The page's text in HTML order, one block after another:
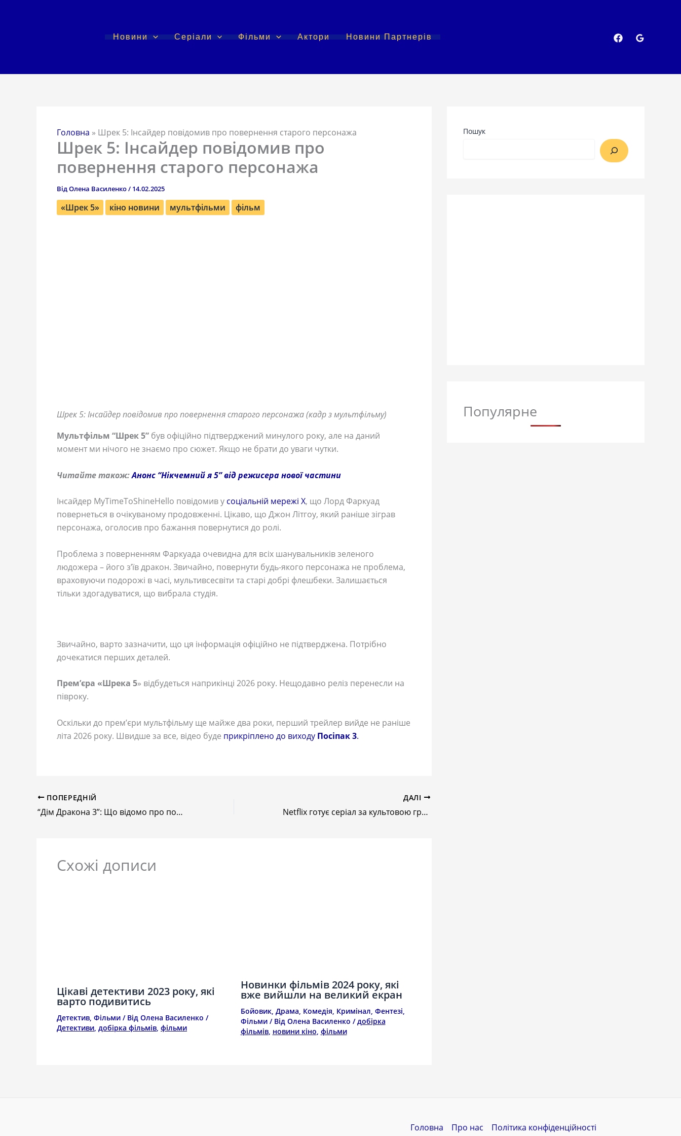
Новини Серіали Фільми Актори Новини Партнерів
Головна » Шрек 5: Інсайдер повідомив про повернення старого персонажа
Шрек 5: Інсайдер повідомив про
повернення старого персонажа
ВідОлена Василенко/ 14.02.2025
«Шрек 5» кіно новини мультфільми фільм
Шрек 5: Інсайдер повідомив про повернення старого персонажа (кадр з мультфільму)
Мультфільм “Шрек 5” був офіційно підтверджений минулого року, але на даний
момент ми нічого не знаємо про сюжет. Якщо не брати до уваги чутки.
Читайте також:Анонс “Нікчемний я 5” від режисера нової частини
Інсайдер MyTimeToShineHello повідомив у соціальній мережі X, що Лорд Фаркуад
повернеться в очікуваному продовженні. Цікаво, що Джон Літгоу, який раніше зіграв
персонажа, оголосив про бажання повернутися до ролі.
Проблема з поверненням Фаркуада очевидна для всіх шанувальників зеленого
людожера – його з’їв дракон. Звичайно, повернути будь-якого персонажа не проблема,
враховуючи подорожі в часі, мультивсесвіти та старі добрі флешбеки. Залишається
тільки здогадуватися, що вибрала студія.
Звичайно, варто зазначити, що ця інформація офіційно не підтверджена. Потрібно
дочекатися перших деталей.
Прем’єра «Шрека 5» відбудеться наприкінці 2026 року. Нещодавно реліз перенесли на
півроку.
Оскільки до прем’єри мультфільму ще майже два роки, перший трейлер вийде не раніше
літа 2026 року. Швидше за все, відео буде прикріплено до виходу Посіпак 3.
ПОПЕРЕДНІЙ
“Дім Дракона 3”: Що відомо про початок сезону?
ДАЛІ
Netflix готує серіал за культовою грою Dungeons & Dragons: що відомо
Схожі дописи
Цікаві детективи 2023 року, які
варто подивитись
Детектив, Фільми / Від Олена Василенко /
Детективи, добірка фільмів, фільми
Новинки фільмів 2024 року, які
вже вийшли на великий екран
Бойовик, Драма, Комедія, Кримінал, Фентезі,
Фільми/ Від Олена Василенко /добірка
фільмів, новини кіно, фільми
Пошук
Популярне
Головна Про нас
Політика конфіденційності